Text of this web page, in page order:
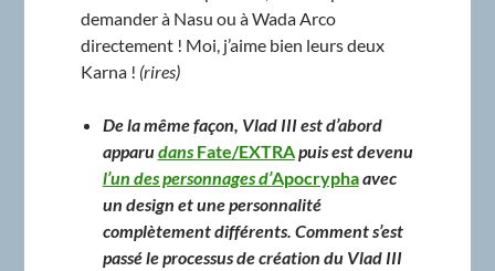
demander à Nasu ou à Wada Arco
directement ! Moi, j’aime bien leurs deux
Karna ! (rires)
De la même façon, Vlad III est d’abord
apparudans Fate/EXTRApuis est devenu
l’un des personnages d’Apocryphaavec
un design et une personnalité
complètement différents. Comment s’est
passé le processus de création du Vlad III